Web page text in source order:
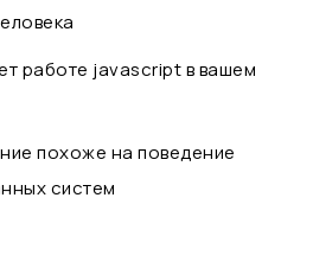
работе javascript в вашем
похоже на поведение
систем